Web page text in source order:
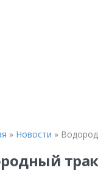
» Новости »